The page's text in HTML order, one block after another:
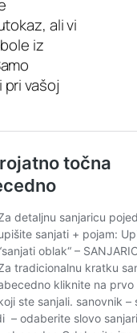
ali vi
iz
pri vašoj